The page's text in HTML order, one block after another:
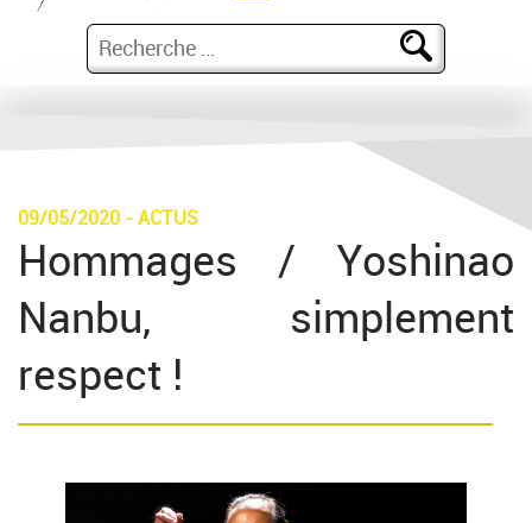
09/05/2020 -ACTUS
Hommages / Yoshinao
Nanbu, simplement
respect !